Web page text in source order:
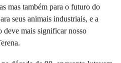
mas também para o futuro do
seus animais industriais, e a
deve mais significar nosso